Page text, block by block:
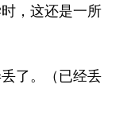
，这还是一所
了。（已经丢